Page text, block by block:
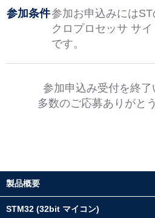
参加条件参加お申込みには
クロプロセッサ サ
です。
参加申込み受付を終了
多数のご応募ありがと
製品概要
STM32 (32bit マイコン)